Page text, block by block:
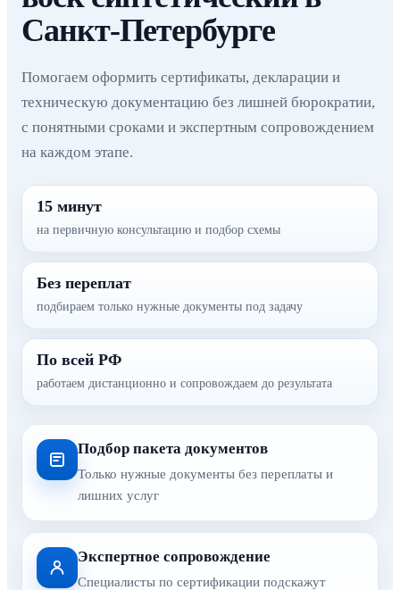
Санкт-Петербурге
Помогаем оформить сертификаты, декларации и
техническую документацию без лишней бюрократии,
с понятными сроками и экспертным сопровождением
на каждом этапе.
15 минут
на первичную консультацию и подбор схемы
Без переплат
подбираем только нужные документы под задачу
По всей РФ
работаем дистанционно и сопровождаем до результата
Подбор пакета документов
Только нужные документы без переплаты и
лишних услуг
Экспертное сопровождение
Специалисты по сертификации подскажут